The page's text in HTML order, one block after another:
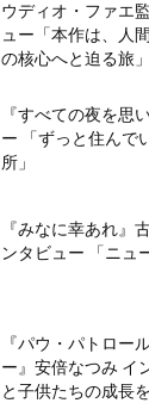
ウディオ・ファエ
ュー「本作は、人
の核心へと迫る旅」
『すべての夜を思
ー 「ずっと住んで
所」
『みなに幸あれ』
ンタビュー 「ニュ
『パウ・パトロー
ー』安倍なつみ イ
と子供たちの成長